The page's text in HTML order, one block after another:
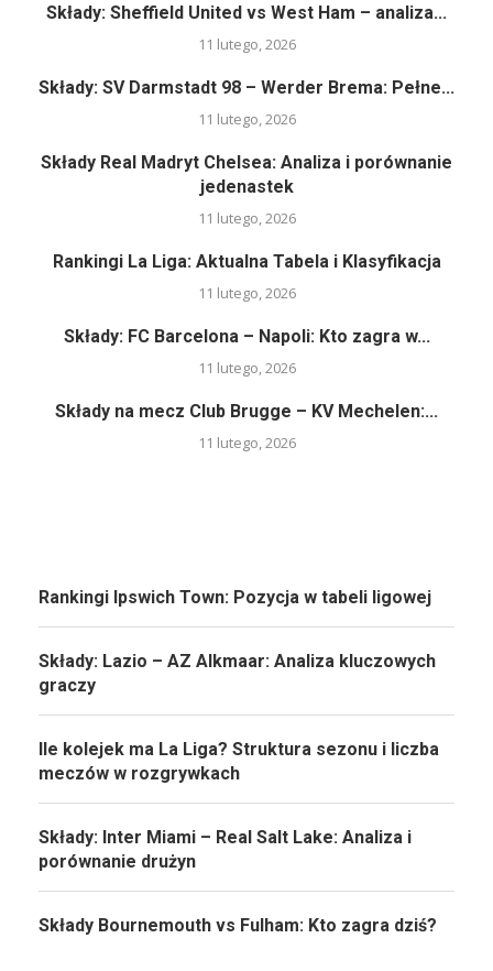
Składy: Sheffield United vs West Ham – analiza...
11 lutego, 2026
Składy: SV Darmstadt 98 – Werder Brema: Pełne...
11 lutego, 2026
Składy Real Madryt Chelsea: Analiza i porównanie
jedenastek
11 lutego, 2026
Rankingi La Liga: Aktualna Tabela i Klasyfikacja
11 lutego, 2026
Składy: FC Barcelona – Napoli: Kto zagra w...
11 lutego, 2026
Składy na mecz Club Brugge – KV Mechelen:...
11 lutego, 2026
Rankingi Ipswich Town: Pozycja w tabeli ligowej
Składy: Lazio – AZ Alkmaar: Analiza kluczowych
graczy
Ile kolejek ma La Liga? Struktura sezonu i liczba
meczów w rozgrywkach
Składy: Inter Miami – Real Salt Lake: Analiza i
porównanie drużyn
Składy Bournemouth vs Fulham: Kto zagra dziś?